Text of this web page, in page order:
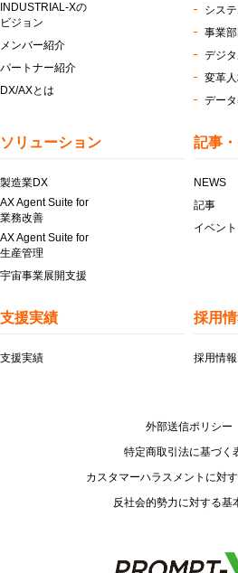
INDUSTRIAL-Xの
ビジョン
メンバー紹介
パートナー紹介
DX/AXとは
シス
事業
デジ
変革
デー
ソリューション
製造業DX
AX Agent Suite for
業務改善
AX Agent Suite for
生産管理
宇宙事業展開支援
記事
NEWS
記事
イベント
支援実績
支援実績
採用
採用情報
外部送信ポリシー
特定商取引法に基づく
カスタマーハラスメントに対
反社会的勢力に対する基